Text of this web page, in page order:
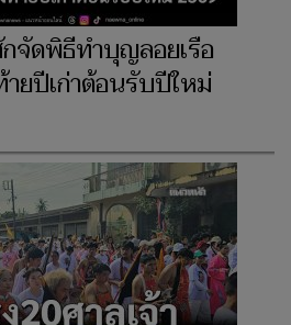
จัดพิธีทำบุญลอยเรือ
ายปีเก่าต้อนรับปีใหม่